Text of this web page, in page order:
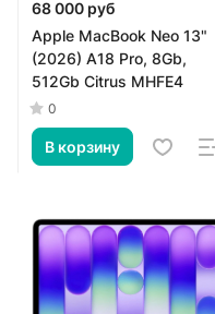
68 000 руб
Apple MacBook Neo 13"
(2026) A18 Pro, 8Gb,
512Gb Citrus MHFE4
0
В корзину